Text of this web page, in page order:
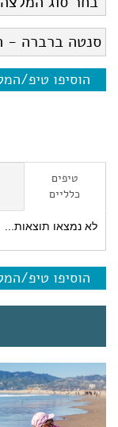
הוסיפו טיפ/
טיפים
כלליים
לא נמצאו תוצאות...
הוסיפו טיפ/